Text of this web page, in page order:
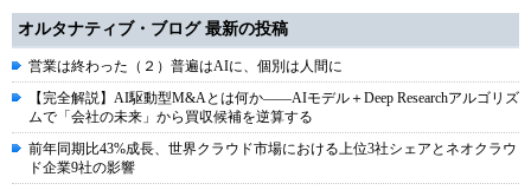
オルタナティブ・ブログ 最新の投稿
営業は終わった（２）普遍はAIに、個別は人間に
【完全解説】AI駆動型M&Aとは何か――AIモデル＋Deep Researchアルゴリズ
ムで「会社の未来」から買収候補を逆算する
前年同期比43%成長、世界クラウド市場における上位3社シェアとネオクラウ
ド企業9社の影響